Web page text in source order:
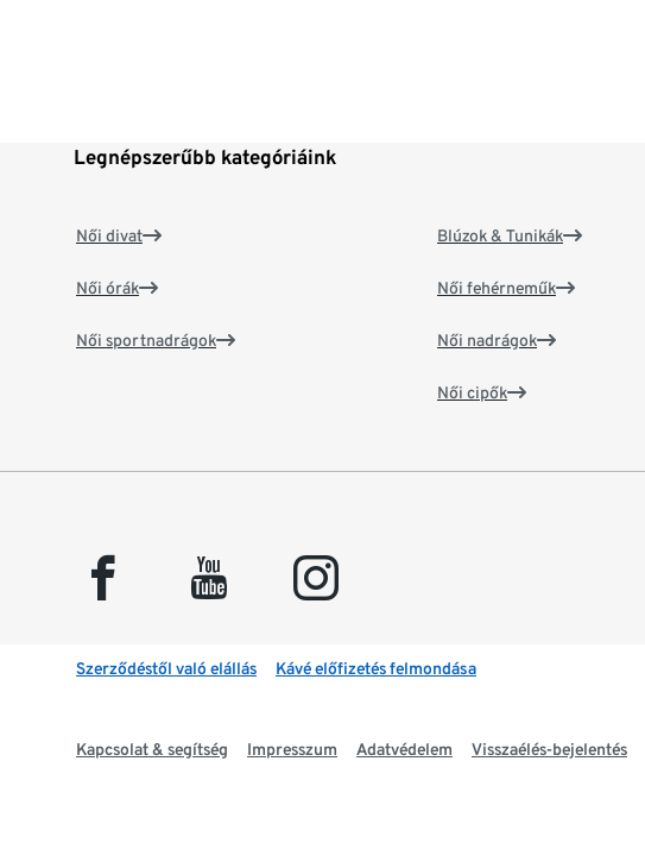
Legnépszerűbb kategóriáink
Női divat
Női órák
Női sportnadrágok
Blúzok & Tunikák
Női fehérneműk
Női nadrágok
Női cipők
facebook youtube instagram
Szerződéstől való elállás Kávé előfizetés felmondása
Kapcsolat & segítség Impresszum Adatvédelem Visszaélés-bejelentés